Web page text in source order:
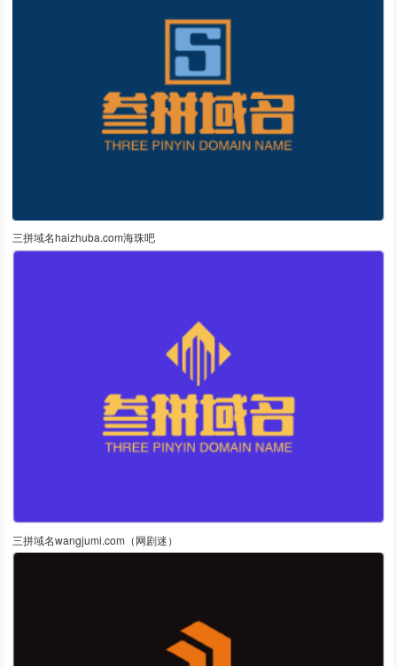
三拼域名haizhuba.com海珠吧
三拼域名wangjumi.com（网剧迷）